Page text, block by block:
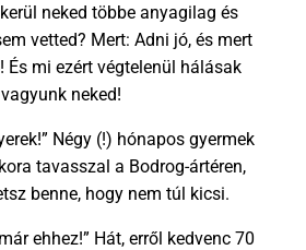
neked többe anyagilag és
vetted? Mert: Adni jó, és mert
És mi ezért végtelenül hálásak
vagyunk neked!
Négy (!) hónapos gyermek
tavasszal a Bodrog-ártéren,
benne, hogy nem túl kicsi.
ehhez!” Hát, erről kedvenc 70